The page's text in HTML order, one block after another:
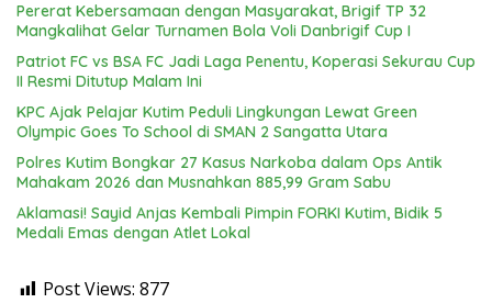
Pererat Kebersamaan dengan Masyarakat, Brigif TP 32
Mangkalihat Gelar Turnamen Bola Voli Danbrigif Cup I
Patriot FC vs BSA FC Jadi Laga Penentu, Koperasi Sekurau Cup
II Resmi Ditutup Malam Ini
KPC Ajak Pelajar Kutim Peduli Lingkungan Lewat Green
Olympic Goes To School di SMAN 2 Sangatta Utara
Polres Kutim Bongkar 27 Kasus Narkoba dalam Ops Antik
Mahakam 2026 dan Musnahkan 885,99 Gram Sabu
Aklamasi! Sayid Anjas Kembali Pimpin FORKI Kutim, Bidik 5
Medali Emas dengan Atlet Lokal
Post Views: 877